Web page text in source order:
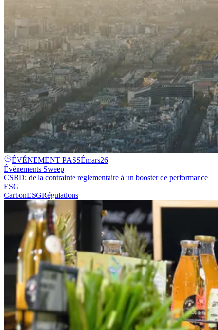
ÉVÉNEMENT PASSÉmars26
Événements Sweep
CSRD: de la contrainte règlementaire à un booster de performance
ESG
CarbonESGRégulations